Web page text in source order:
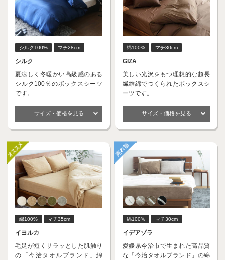
シルク100% マチ28cm
シルク
夏涼しく冬暖かい高級感のある
シルク100％のボックスシーツ
です。
サイズ・価格を見る
綿100% マチ30cm
GIZA
美しい光沢をもつ理想的な超長
繊維綿でつくられたボックスシ
ーツです。
サイズ・価格を見る
綿100% マチ35cm
イヨルカ
毛足が短くサラッとした肌触り
の「今治タオルブランド」綿
綿100% マチ30cm
イデアゾラ
愛媛県今治市で生まれた高品質
な「今治タオルブランド」の綿